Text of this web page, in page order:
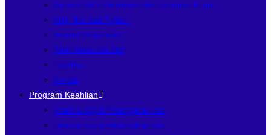
Sejarah SMK Perikanan dan Kelautan Puger
Visi, Misi dan Tujuan
Struktur Organisasi
Profil Guru dan Staf
Fasilitas
Kontak
Program Keahlian
Nautika Kapal Penangkap Ikan
Teknika Kapal Penangkap Ikan